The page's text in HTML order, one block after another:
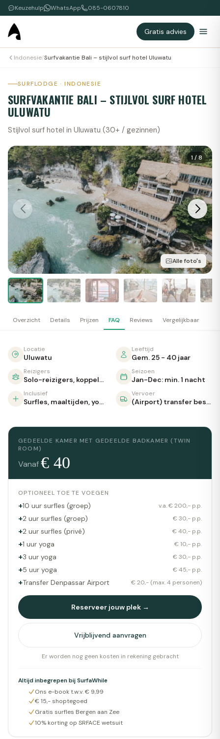
Keuzehulp WhatsApp 085-0607810
Gratis advies
Indonesie/Surfvakantie Bali – stijlvol surf hotel Uluwatu
SURFLODGE · INDONESIE
SURFVAKANTIE BALI – STIJLVOL SURF HOTEL
ULUWATU
Stijlvol surf hotel in Uluwatu (30+ / gezinnen)
1 /8
Alle foto's
Overzicht Details Prijzen FAQ Reviews Vergelijkbaar
Locatie
Uluwatu
Leeftijd
Gem. 25 - 40 jaar
Reizigers
Solo-reizigers, koppels, vrienden, gezinnen
Seizoen
Jan-Dec: min. 1 nacht
Inclusief
Surfles, maaltijden, yoga, activiteiten
Vervoer
(Airport) transfer beschikbaar
GEDEELDE KAMER MET GEDEELDE BADKAMER (TWIN
ROOM)
Vanaf€ 40
OPTIONEEL TOE TE VOEGEN
+10 uur surfles (groep) v.a. € 200,- p.p.
+2 uur surfles (groep) € 30,- p.p.
+2 uur surfles (privé) € 40,- p.p.
+1 uur yoga € 10,- p.p.
+3 uur yoga € 30,- p.p.
+5 uur yoga € 45,- p.p.
+Transfer Denpassar Airport € 20,- (max. 4 personen)
Reserveer jouw plek →
Vrijblijvend aanvragen
Er worden nog geen kosten in rekening gebracht
Altijd inbegrepen bij SurfaWhile
Ons e-book t.w.v. € 9,99
€ 15,- shoptegoed
Gratis surfles Bergen aan Zee
10% korting op SRFACE wetsuit